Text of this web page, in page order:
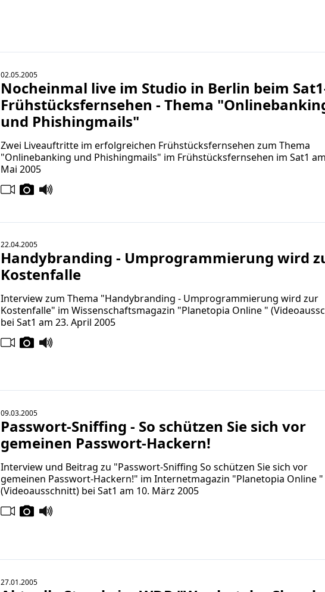
02.05.2005
Nocheinmal live im Studio in Berlin beim
Frühstücksfernsehen - Thema
und Phishingmails"
Zwei Liveauftritte im erfolgreichen Frühstücksfernsehen zum Thema
"Onlinebanking und Phishingmails" im Frühstücksfernsehen im Sat1
Mai 2005
22.04.2005
Handybranding - Umprogrammierung wird
Kostenfalle
Interview zum Thema "Handybranding - Umprogrammierung wird zur
Kostenfalle" im Wissenschaftsmagazin "Planetopia Online "
bei Sat1 am 23. April 2005
09.03.2005
Passwort-Sniffing - So schützen Sie sich vor
gemeinen Passwort-Hackern!
Interview und Beitrag zu "Passwort-Sniffing So schützen Sie sich vor
gemeinen Passwort-Hackern!" im Internetmagazin "Planetopia Online "
(Videoausschnitt) bei Sat1 am 10. März 2005
27.01.2005